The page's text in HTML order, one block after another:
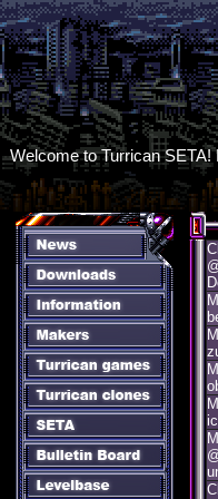
Welcome to Turrican